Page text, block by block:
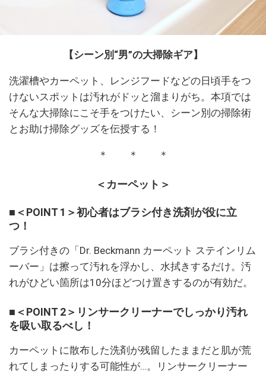
【シーン別“男”の大掃除ギア】
洗濯槽やカーペット、レンジフードなどの日頃手をつ
けないスポットは汚れがドッと溜まりがち。本項では
そんな大掃除にこそ手をつけたい、シーン別の掃除術
とお助け掃除グッズを伝授する！
＊ ＊ ＊
＜カーペット＞
■＜POINT 1＞初心者はブラシ付き洗剤が役に立
つ！
ブラシ付きの「Dr. Beckmann カーペット ステインリム
ーバー」は擦って汚れを浮かし、水拭きするだけ。汚
れがひどい箇所は10分ほどつけ置きするのが有効だ。
■＜POINT 2＞リンサークリーナーでしっかり汚れ
を吸い取るべし！
カーペットに散布した洗剤が残留したままだと肌が荒
れてしまったりする可能性が…。リンサークリーナー